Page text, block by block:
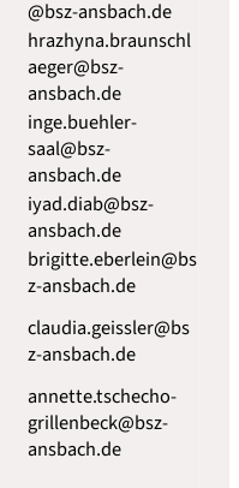
@bsz-ansbach.de
hrazhyna.braunschl
aeger@bsz-
ansbach.de
inge.buehler-
saal@bsz-
ansbach.de
iyad.diab@bsz-
ansbach.de
brigitte.eberlein@bs
z-ansbach.de
claudia.geissler@bs
z-ansbach.de
annette.tschecho-
grillenbeck@bsz-
ansbach.de